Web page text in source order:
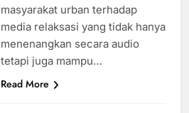
masyarakat urban terhadap
media relaksasi yang tidak hanya
menenangkan secara audio
tetapi juga mampu…
Read More